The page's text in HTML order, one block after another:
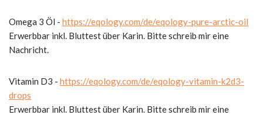
Omega 3 Öl - https://eqology.com/de/eqology-pure-arctic-oil
Erwerbbar inkl. Bluttest über Karin. Bitte schreib mir eine
Nachricht.
Vitamin D3 - https://eqology.com/de/eqology-vitamin-k2d3-
drops
Erwerbbar inkl. Bluttest über Karin. Bitte schreib mir eine